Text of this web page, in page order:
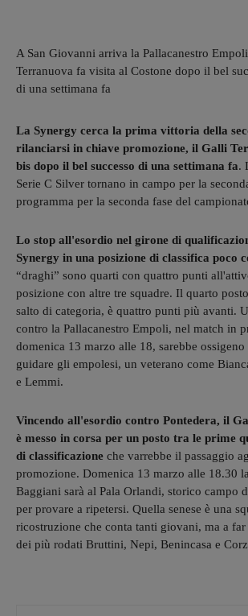
A San Giovanni arriva la Pallacanestro
Terranuova fa visita al Costone dopo il bel
di una settimana fa
La Synergy cerca la prima vittoria della
rilanciarsi in chiave promozione, il Galli
bis dopo il bel successo di una settimana fa.
Serie C Silver tornano in campo per la
programma per la seconda fase del
Lo stop all'esordio nel girone di
Synergy in una posizione di classifica poco
“draghi” sono quarti con quattro punti
posizione con altre tre squadre. Il quarto
salto di categoria, è quattro punti più avanti.
contro la Pallacanestro Empoli, nel match in
domenica 13 marzo alle 18, sarebbe
guidare gli empolesi, un veterano come
e Lemmi.
Vincendo all'esordio contro Pontedera, il
è messo in corsa per un posto tra le prime
di classificazione che varrebbe il passaggio
promozione. Domenica 13 marzo alle 18.30
Baggiani sarà al Pala Orlandi, storico campo
per provare a ripetersi. Quella senese è una
ricostruzione che conta tanti giovani, ma a
dei più rodati Bruttini, Nepi, Benincasa e